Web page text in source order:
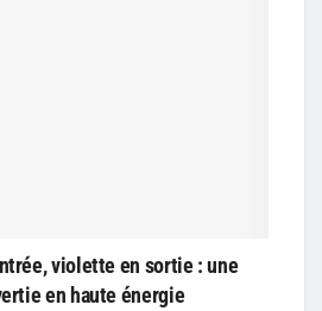
violette en sortie : une
en haute énergie